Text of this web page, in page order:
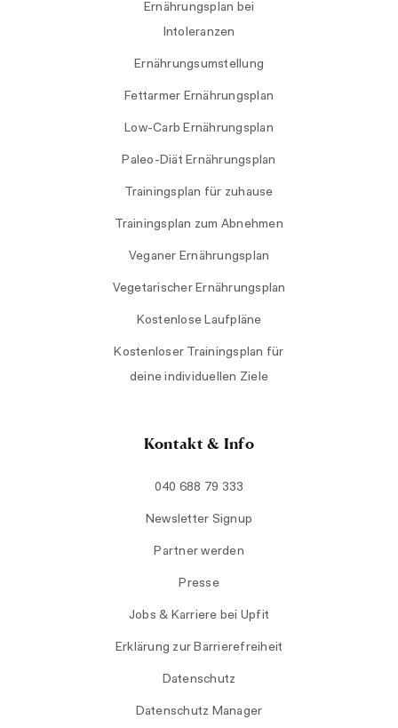
Ernährungsplan bei
Intoleranzen
Ernährungsumstellung
Fettarmer Ernährungsplan
Low-Carb Ernährungsplan
Paleo-Diät Ernährungsplan
Trainingsplan für zuhause
Trainingsplan zum Abnehmen
Veganer Ernährungsplan
Vegetarischer Ernährungsplan
Kostenlose Laufpläne
Kostenloser Trainingsplan für
deine individuellen Ziele
Kontakt & Info
040 688 79 333
Newsletter Signup
Partner werden
Presse
Jobs & Karriere bei Upfit
Erklärung zur Barrierefreiheit
Datenschutz
Datenschutz Manager